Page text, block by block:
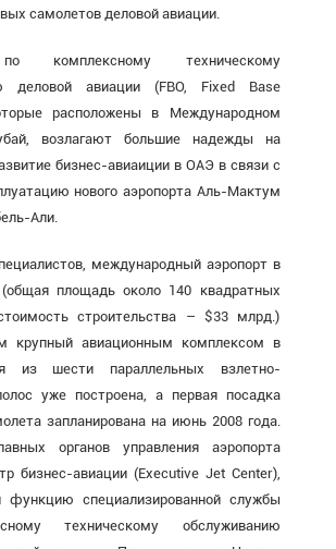
самолетов деловой авиации.
комплексному техническому
деловой авиации (FBO, Fixed Base
расположены в Международном
возлагают большие надежды на
бизнес-авиаиции в ОАЭ в связи с
нового аэропорта Аль-Мактум
Али.
международный аэропорт в
площадь около 140 квадратных
строительства – $33 млрд.)
крупный авиационным комплексом в
из шести параллельных взлетно-
уже построена, а первая посадка
запланирована на июнь 2008 года.
органов управления аэропорта
бизнес-авиации (Executive Jet Center),
функцию специализированной службы
техническому обслуживанию